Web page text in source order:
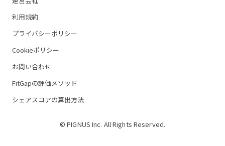
利用規約
プライバシーポリシー
Cookieポリシー
お問い合わせ
FitGapの評価メソッド
シェアスコアの算出方法
© PIGNUS Inc. All Rights Reserved.